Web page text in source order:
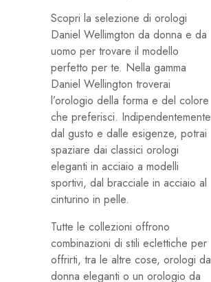
Scopri la selezione di orologi
Daniel Wellimgton da donna e da
uomo per trovare il modello
perfetto per te. Nella gamma
Daniel Wellington troverai
l’orologio della forma e del colore
che preferisci. Indipendentemente
dal gusto e dalle esigenze, potrai
spaziare dai classici orologi
eleganti in acciaio a modelli
sportivi, dal bracciale in acciaio al
cinturino in pelle.
Tutte le collezioni offrono
combinazioni di stili eclettiche per
offrirti, tra le altre cose, orologi da
donna eleganti o un orologio da